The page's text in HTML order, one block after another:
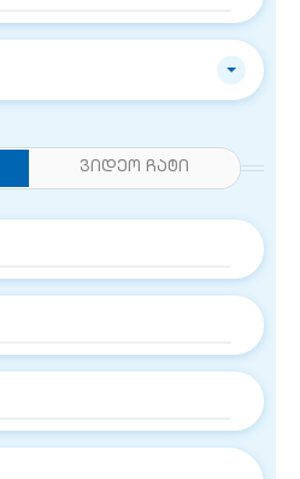
ვიდეო ჩატი